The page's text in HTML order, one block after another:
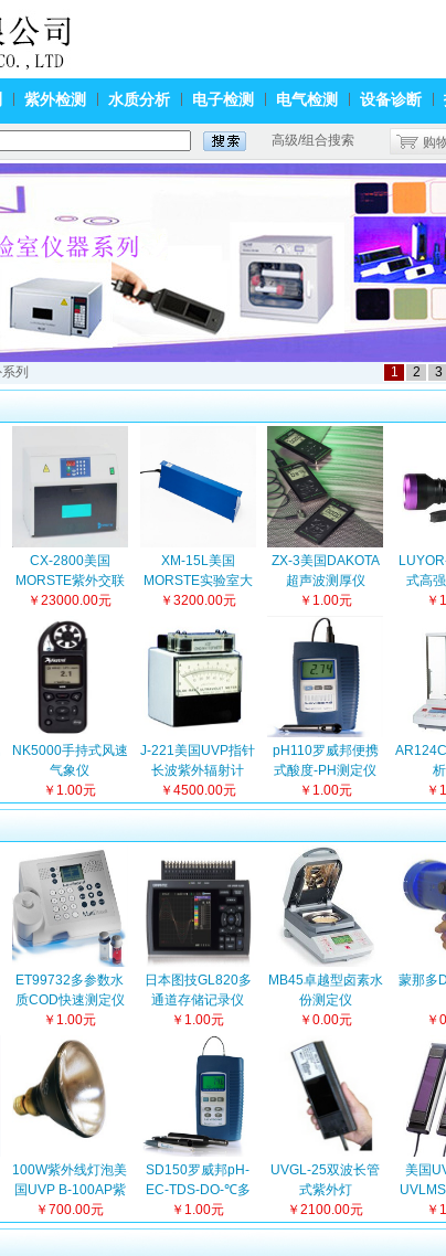
紫外检测 水质分析 电子检测 电气检测 设备诊断
高级/组合搜索 购
列 1 2 3
CX-2800美国
MORSTE紫外交联
仪
￥23000.00元
XM-15L美国
MORSTE实验室大
功率紫外线灯
￥3200.00元
ZX-3美国DAKOTA
超声波测厚仪
￥1.00元
式高
￥
NK5000手持式风速
气象仪
￥1.00元
J-221美国UVP指针
长波紫外辐射计
￥4500.00元
pH110罗威邦便携
式酸度-PH测定仪
￥1.00元
￥
ET99732多参数水
质COD快速测定仪
￥1.00元
日本图技GL820多
通道存储记录仪
￥1.00元
MB45卓越型卤素水
份测定仪
￥0.00元
蒙那多
￥
100W紫外线灯泡美
国UVP B-100AP紫
外灯泡
￥700.00元
SD150罗威邦pH-
EC-TDS-DO-℃多
参数测定仪
￥1.00元
UVGL-25双波长管
式紫外灯
￥2100.00元
美国
紫
￥